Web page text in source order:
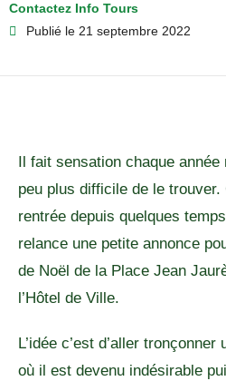
Contactez Info Tours
Publié le 21 septembre 2022
Il fait sensation chaque année
peu plus difficile de le trouver.
rentrée depuis quelques
relance une petite annonce
de Noël de la Place Jean
l’Hôtel de Ville.
L’idée c’est d’aller
où il est devenu indésirable